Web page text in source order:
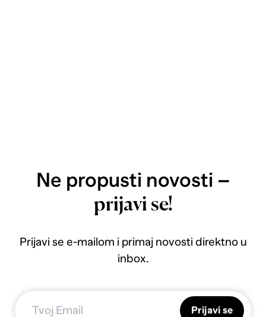
Ne propusti novosti –
prijavi se!
Prijavi se e-mailom i primaj novosti direktno u
inbox.
Prijavi se